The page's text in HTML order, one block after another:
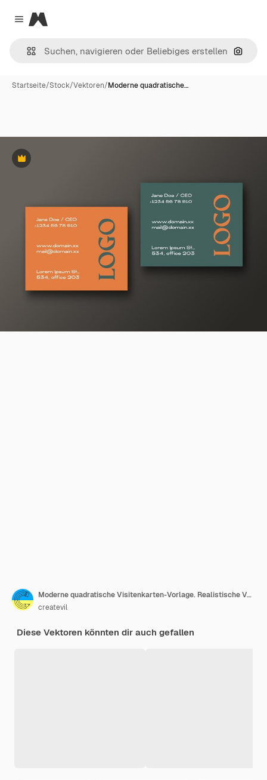
Close menu
Magnific
Nach
Startseite/Stock/Vektoren/Moderne quadratische…
Premium
Moderne quadratische Visitenkarten-Vorlage. Realistische Vektorstationäre Mockups-Szene mit weichen Schatten und Typografie. Draufsicht Hintergrund Dekoratives Layout.
createvil
Diese Vektoren könnten dir auch gefallen